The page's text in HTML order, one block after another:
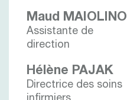
Maud MAIOLINO
Assistante de
direction
Hélène PAJAK
Directrice des soins